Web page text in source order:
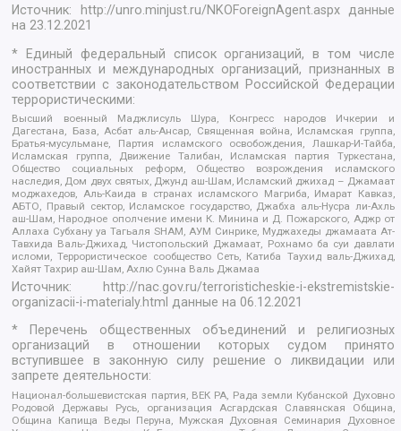
Источник: http://unro.minjust.ru/NKOForeignAgent.aspxданные
на23.12.2021
* Единый федеральный список организаций, в том числе
иностранных и международных организаций, признанных в
соответствии с законодательством Российской Федерации
террористическими:
Высший военный Маджлисуль Шура, Конгресс народов Ичкерии и
Дагестана, База, Асбат аль-Ансар, Священная война, Исламская группа,
Братья-мусульмане, Партия исламского освобождения, Лашкар-И-Тайба,
Исламская группа, Движение Талибан, Исламская партия Туркестана,
Общество социальных реформ, Общество возрождения исламского
наследия, Дом двух святых, Джунд аш-Шам, Исламский джихад – Джамаат
моджахедов, Аль-Каида в странах исламского Магриба, Имарат Кавказ,
АБТО, Правый сектор, Исламское государство, Джабха аль-Нусра ли-Ахль
аш-Шам, Народное ополчение имени К. Минина и Д. Пожарского, Аджр от
Аллаха Субхану уа Тагьаля SHAM, АУМ Синрике, Муджахеды джамаата Ат-
Тавхида Валь-Джихад, Чистопольский Джамаат, Рохнамо ба суи давлати
исломи, Террористическое сообщество Сеть, Катиба Таухид валь-Джихад,
Хайят Тахрир аш-Шам, Ахлю Сунна Валь Джамаа
Источник:
http://nac.gov.ru/terroristicheskie-i-ekstremistskie-
organizacii-i-materialy.html данные на06.12.2021
* Перечень общественных объединений и религиозных
организаций в отношении которых судом принято
вступившее в законную силу решение о ликвидации или
запрете деятельности:
Национал-большевистская партия, ВЕК РА, Рада земли Кубанской Духовно
Родовой Державы Русь, организация Асгардская Славянская Община,
Община Капища Веды Перуна, Мужская Духовная Семинария Духовное